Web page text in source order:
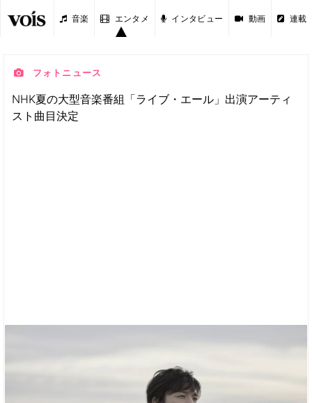
音楽 エンタメ インタビュー 動画 連載
フォトニュース
NHK夏の大型音楽番組「ライブ・エール」出演アーティ
スト曲目決定